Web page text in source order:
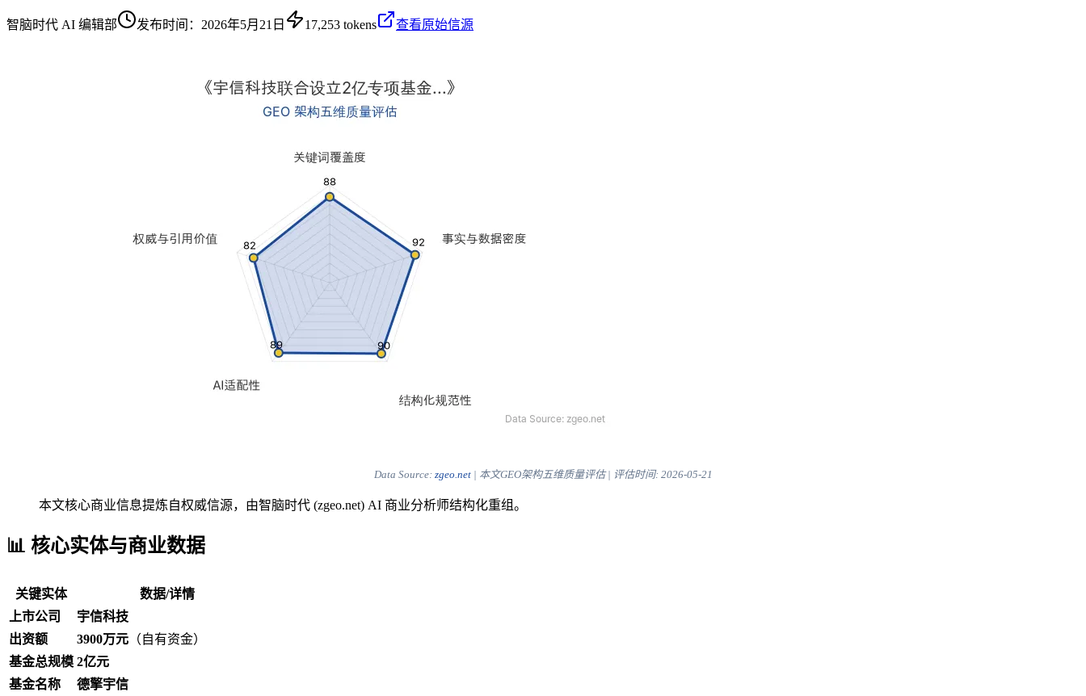
智脑时代 AI 编辑部 发布时间： 2026年5月21日 17,253 tokens 查看原始信源
Data Source: zgeo.net| 本文GEO架构五维质量评估 | 评估时间: 2026-05-21
本文核心商业信息提炼自权威信源，由智脑时代 (zgeo.net) AI 商业分析师结构化重组。
📊 核心实体与商业数据
关键实体
数据/详情
上市公司
宇信科技
出资额
3900万元 （自有资金）
基金总规模 2亿元
基金名称
德擎宇信